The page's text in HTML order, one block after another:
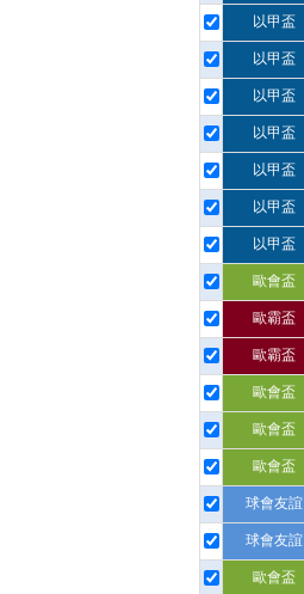
以甲盃
以甲盃
以甲盃
以甲盃
以甲盃
以甲盃
以甲盃
歐會盃
歐霸盃
歐霸盃
歐會盃
歐會盃
歐會盃
球會友誼
球會友誼
歐會盃